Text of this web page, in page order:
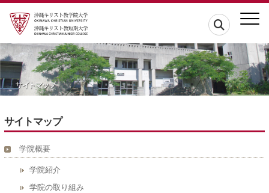
サイトマップ
学院概要
学院紹介
学院の取り組み